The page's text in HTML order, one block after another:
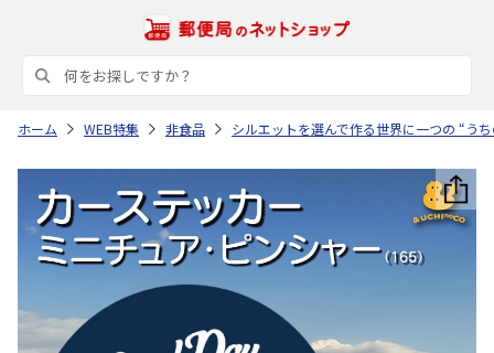
ホーム WEB特集 非食品 シルエットを選んで作る世界に一つの “う